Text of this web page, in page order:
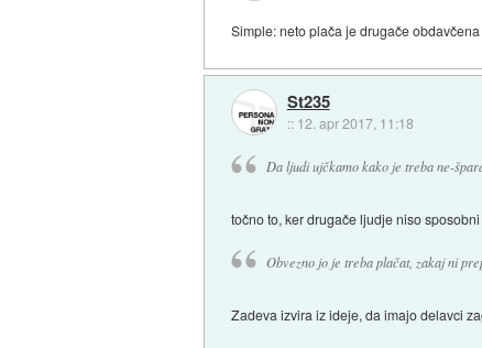
Simple: neto plača je drugače
St235
:: 12. apr 2017, 11:18
Da ljudi ujčkamo kako je treba ne-
točno to, ker drugače ljudje niso
Obvezno jo je treba plačat, zakaj ni
Zadeva izvira iz ideje, da imajo delavci